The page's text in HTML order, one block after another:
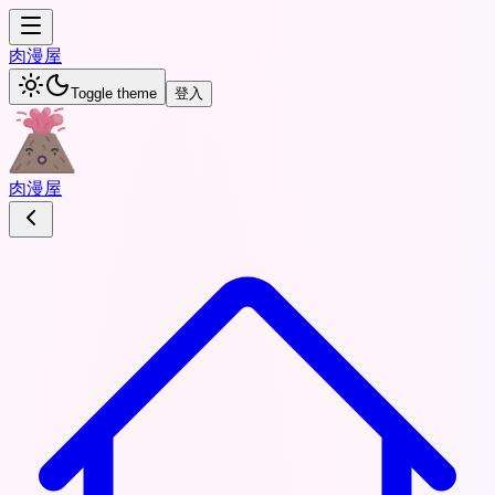
肉漫屋
Toggle theme 登入
肉漫屋